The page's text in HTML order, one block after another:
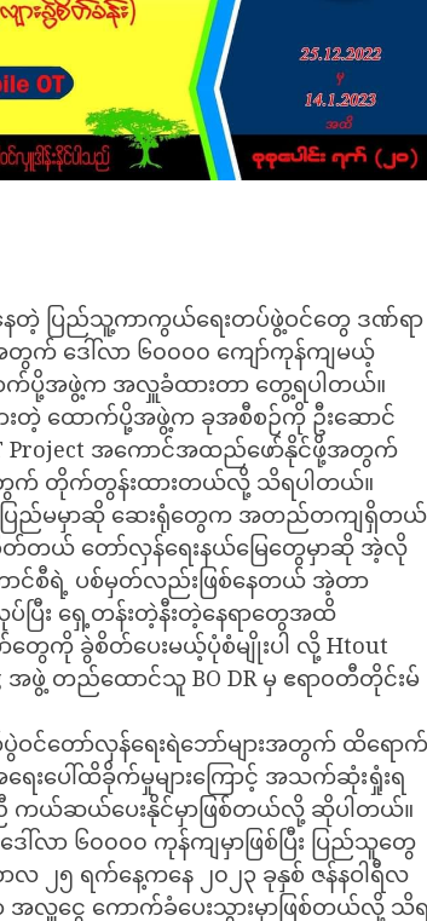
တဲ့ ပြည်သူ့ကာကွယ်ရေးတပ်ဖွဲ့ဝင်တွေ ဒဏ်ရာ
က် ဒေါ်လာ ၆၀၀၀၀ ကျော်ကုန်ကျမယ့်
က်ပို့အဖွဲ့က အလှူခံထားတာ တွေ့ရပါတယ်။
ားတဲ့ ထောက်ပို့အဖွဲ့က ခုအစီစဉ်ကို ဦးဆောင်
Project အကောင်အထည်ဖော်နိုင်ဖို့အတွက်
တွက် တိုက်တွန်းထားတယ်လို့ သိရပါတယ်။
ပြည်မမှာဆို ဆေးရုံတွေက အတည်တကျရှိတယ်
စိတ်တယ် တော်လှန်ရေးနယ်မြေတွေမှာဆို အဲ့လို
ာင်စီရဲ့ ပစ်မှတ်လည်းဖြစ်နေတယ် အဲ့တာ
ပ်ပြီး ရှေ့တန်းတဲ့နီးတဲ့နေရာတွေအထိ
တွေကို ခွဲစိတ်ပေးမယ့်ပုံစံမျိုးပါ လို့ Htout
အဖွဲ့ တည်ထောင်သူ BO DR မှ ဧရာ၀တီတိုင်းမ်
ဝင်တော်လှန်ရေးရဲဘော်များအတွက် ထိရောက်
ေးပေါ်ထိခိုက်မှုများကြောင့် အသက်ဆုံးရှုံးရ
ယ်ဆယ်ပေးနိုင်မှာဖြစ်တယ်လို့ ဆိုပါတယ်။
ေါ်လာ ၆၀၀၀၀ ကုန်ကျမှာဖြစ်ပြီး ပြည်သူတွေ
၂၅ ရက်နေ့ကနေ ၂၀၂၃ ခုနှစ် ဇန်နဝါရီလ
အလှူငွေ ကောက်ခံပေးသွားမှာဖြစ်တယ်လို့ သိရ